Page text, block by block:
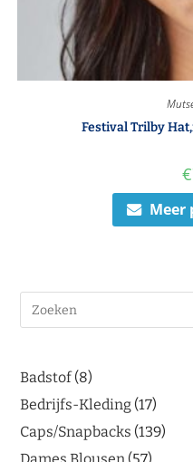
Festival Trilby
€
Meer
Badstof 8
Bedrijfs-Kleding 17
Caps/Snapbacks 139